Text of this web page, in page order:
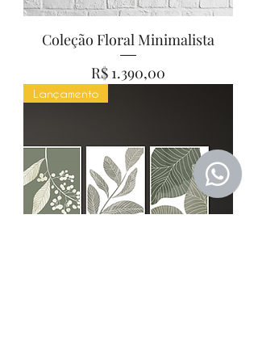
Coleção Floral Minimalista
Preço
R$ 1.390,00
Lançamento